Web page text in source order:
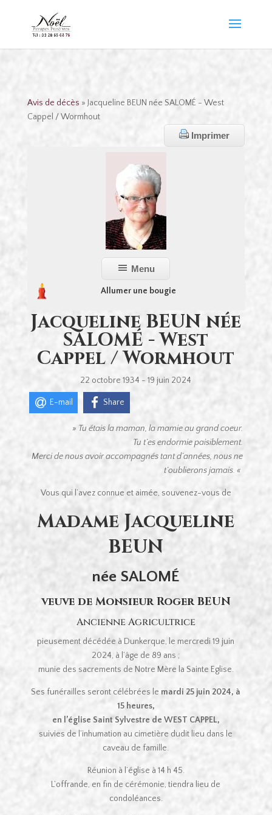
Avis de décès » Jacqueline BEUN née SALOMÉ - West
Cappel / Wormhout
Imprimer
Menu
Allumer une bougie
Jacqueline BEUN née
SALOMÉ - West
Cappel / Wormhout
22 octobre 1934 - 19 juin 2024
E-mail Share
» Tu étais la maman, la mamie au grand coeur.
Tu t’es endormie paisiblement.
Merci de nous avoir accompagnés tant d’années, nous ne
t’oublierons jamais. «
Vous qui l’avez connue et aimée, souvenez-vous de
Madame Jacqueline
BEUN
née SALOMÉ
veuve de Monsieur Roger BEUN
Ancienne Agricultrice
pieusement décédée à Dunkerque, le mercredi 19 juin
2024, à l’âge de 89 ans ;
munie des sacrements de Notre Mère la Sainte Eglise.
Ses funérailles seront célébrées le mardi 25 juin 2024, à
15 heures,
en l’église Saint Sylvestre de WEST CAPPEL,
suivies de l’inhumation au cimetière dudit lieu dans le
caveau de famille.
Réunion à l’église à 14 h 45.
L’offrande, en fin de cérémonie, tiendra lieu de
condoléances.